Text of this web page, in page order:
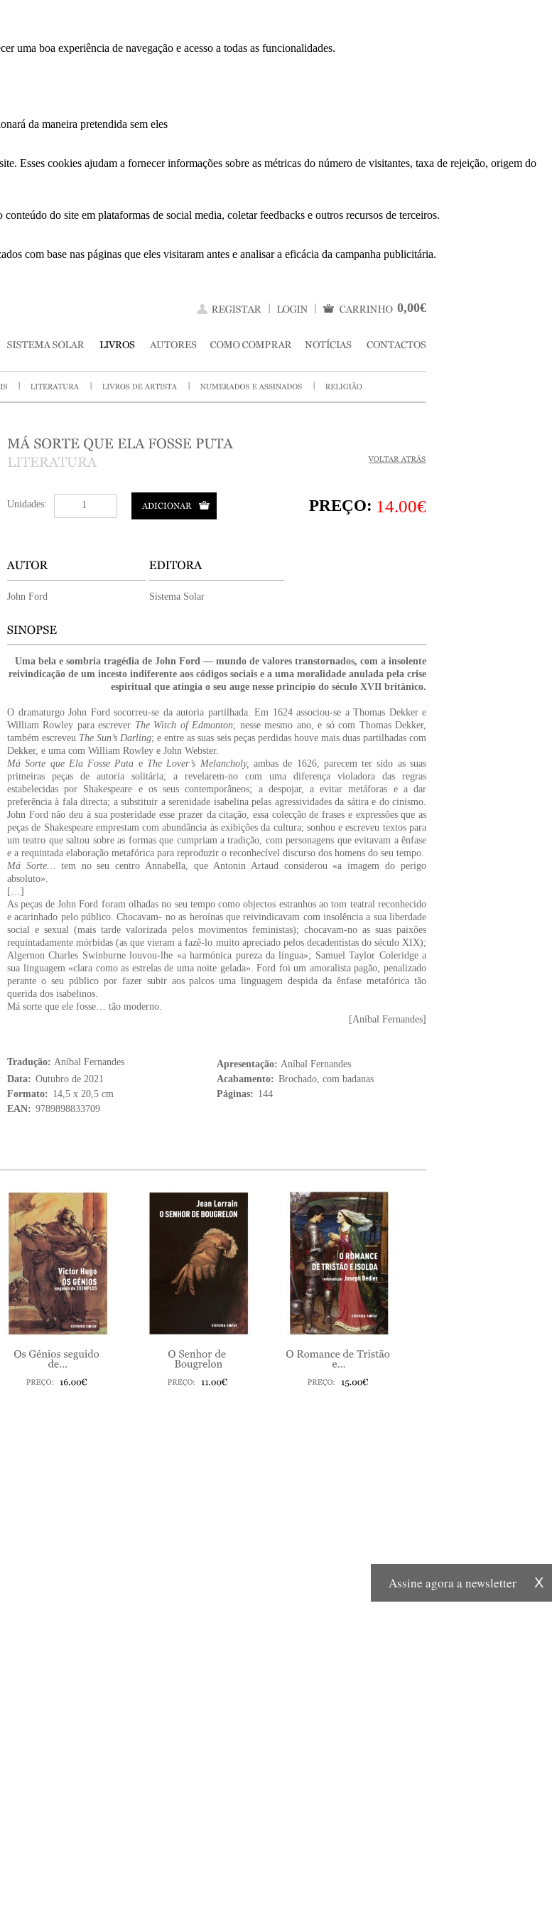
uma boa experiência de navegação e acesso a todas as funcionalidades.
da maneira pretendida sem eles
Esses cookies ajudam a fornecer informações sobre as métricas do número de visitantes, taxa de rejeição, origem do
do site em plataformas de social media, coletar feedbacks e outros recursos de terceiros.
com base nas páginas que eles visitaram antes e analisar a eficácia da campanha publicitária.
0,00€
Unidades: PREÇO: 14.00€
John Ford Sistema Solar
Uma bela e sombria tragédia de John Ford — mundo de valores transtornados, com a insolente
reivindicação de um incesto indiferente aos códigos sociais e a uma moralidade anulada pela crise
espiritual que atingia o seu auge nesse princípio do século XVII britânico.
O dramaturgo John Ford socorreu-se da autoria partilhada. Em 1624 associou-se a Thomas Dekker e
William Rowley para escrever The Witch of Edmonton; nesse mesmo ano, e só com Thomas Dekker,
também escreveu The Sun’s Darling; e entre as suas seis peças perdidas houve mais duas partilhadas com
Dekker, e uma com William Rowley e John Webster.
Má Sorte que Ela Fosse Puta e The Lover’s Melancholy, ambas de 1626, parecem ter sido as suas
primeiras peças de autoria solitária; a revelarem-no com uma diferença violadora das regras
estabelecidas por Shakespeare e os seus contemporâneos; a despojar, a evitar metáforas e a dar
preferência à fala directa; a substituir a serenidade isabelina pelas agressividades da sátira e do cinismo.
John Ford não deu à sua posteridade esse prazer da citação, essa colecção de frases e expressões que as
peças de Shakespeare emprestam com abundância às exibições da cultura; sonhou e escreveu textos para
um teatro que saltou sobre as formas que cumpriam a tradição, com personagens que evitavam a ênfase
e a requintada elaboração metafórica para reproduzir o reconhecível discurso dos homens do seu tempo.
Má Sorte…tem no seu centro Annabella, que Antonin Artaud considerou «a imagem do perigo
absoluto».
[…]
As peças de John Ford foram olhadas no seu tempo como objectos estranhos ao tom teatral reconhecido
e acarinhado pelo público. Chocavam- no as heroínas que reivindicavam com insolência a sua liberdade
social e sexual (mais tarde valorizada pelos movimentos feministas); chocavam-no as suas paixões
requintadamente mórbidas (as que vieram a fazê-lo muito apreciado pelos decadentistas do século XIX);
Algernon Charles Swinburne louvou-lhe «a harmónica pureza da língua»; Samuel Taylor Coleridge a
sua linguagem «clara como as estrelas de uma noite gelada». Ford foi um amoralista pagão, penalizado
perante o seu público por fazer subir aos palcos uma linguagem despida da ênfase metafórica tão
querida dos isabelinos.
Má sorte que ele fosse… tão moderno.
[Aníbal Fernandes]
Tradução: Aníbal Fernandes Apresentação: Aníbal Fernandes
Data: Outubro de 2021 Acabamento: Brochado, com badanas
Formato: 14,5 x 20,5 cm Páginas: 144
EAN: 9789898833709
X
Assine agora a newsletter